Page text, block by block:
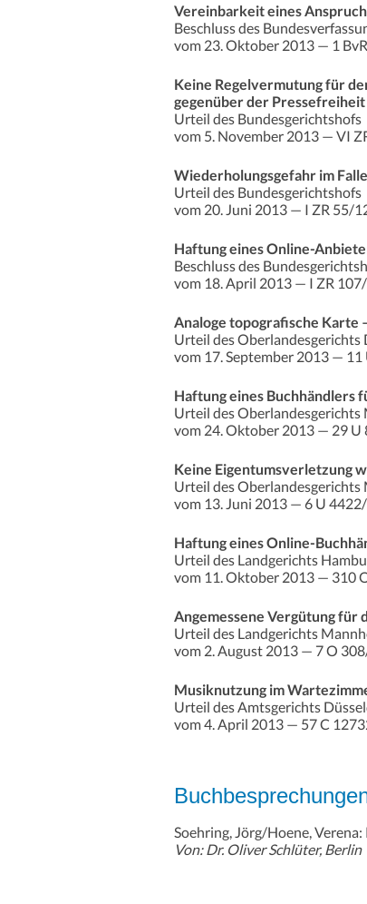
Vereinbarkeit eines
Beschluss des
vom 23. Oktober 2013 — 1
Keine Regelvermutung für
gegenüber der Pressefreiheit
Urteil des Bundesgerichtshofs
vom 5. November 2013 — VI
Wiederholungsgefahr im
Urteil des Bundesgerichtshofs
vom 20. Juni 2013 — I ZR 55/
Haftung eines Online-
Beschluss des
vom 18. April 2013 — I ZR
Analoge topografische Karte
Urteil des Oberlandesgerichts
vom 17. September 2013 —
Haftung eines
Urteil des Oberlandesgerichts
vom 24. Oktober 2013 — 29 U
Keine Eigentumsverletzung
Urteil des Oberlandesgerichts
vom 13. Juni 2013 — 6 U
Haftung eines Online-
Urteil des Landgerichts
vom 11. Oktober 2013 — 310
Angemessene Vergütung für
Urteil des Landgerichts
vom 2. August 2013 — 7 O
Musiknutzung im
Urteil des Amtsgerichts
vom 4. April 2013 — 57 C
Soehring, Jörg/Hoene,
Von: Dr. Oliver Schlüter, Berlin